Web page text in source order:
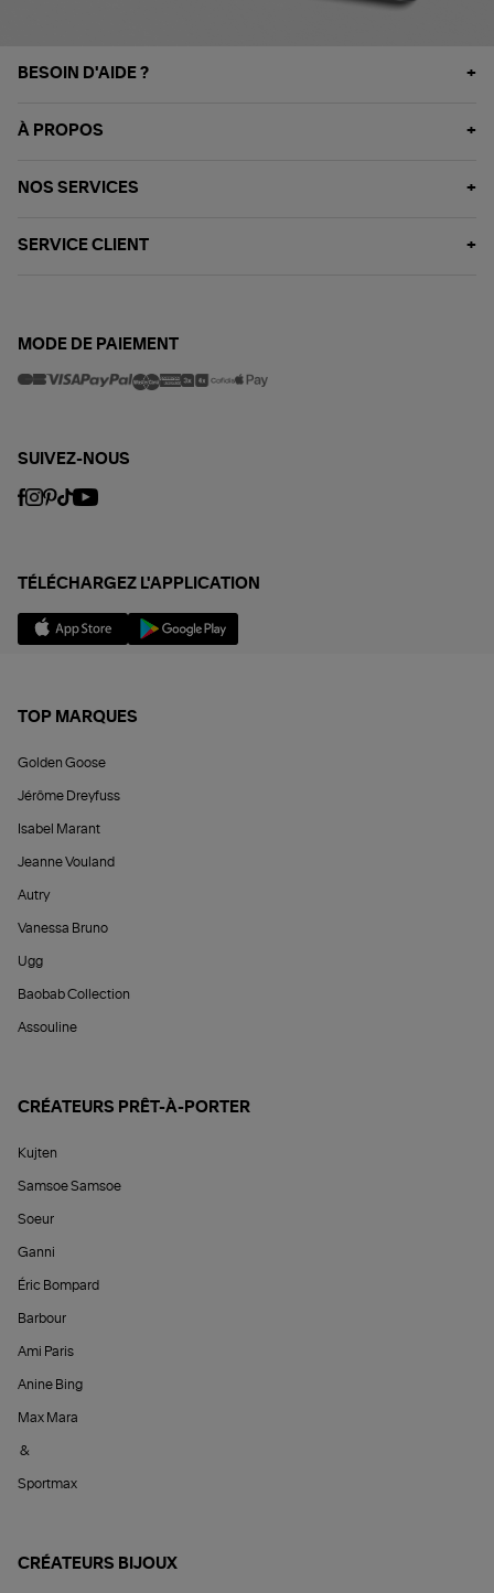
BESOIN D'AIDE ?
À PROPOS
NOS SERVICES
SERVICE CLIENT
MODE DE PAIEMENT
SUIVEZ-NOUS
TÉLÉCHARGEZ L'APPLICATION
TOP MARQUES
Golden Goose
Jérôme Dreyfuss
Isabel Marant
Jeanne Vouland
Autry
Vanessa Bruno
Ugg
Baobab Collection
Assouline
CRÉATEURS PRÊT-À-PORTER
Kujten
Samsoe Samsoe
Soeur
Ganni
Éric Bompard
Barbour
Ami Paris
Anine Bing
Max Mara
&
Sportmax
CRÉATEURS BIJOUX